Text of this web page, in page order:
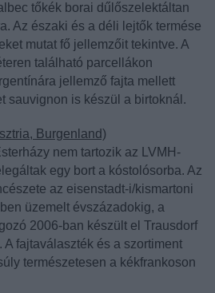
tőkék borai dűlőszelektáltan
Az északi és a déli lejtők termése
mutat fő jellemzőit tekintve. A
található parcellákon
jellemző fajta mellett
sauvignon is készül a birtoknál.
Burgenland)
nem tartozik az LVMH-
egy bort a kóstolósorba. Az
az eisenstadt-i/kismartoni
üzemelt évszázadokig, a
2006-ban készült el Trausdorf
A fajtaválaszték és a szortiment
természetesen a kékfrankoson